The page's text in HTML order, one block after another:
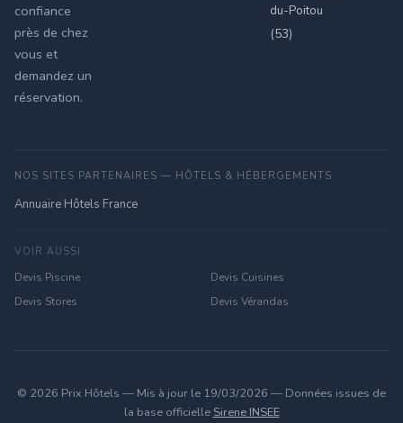
confiance
près de chez
vous et
demandez un
réservation.
du-Poitou
(53)
NOS SITES PARTENAIRES — HÔTELS & HÉBERGEMENTS
Annuaire Hôtels France
VOIR AUSSI
Devis Piscine
Devis Cuisines
Devis Stores
Devis Vérandas
© 2026 Prix Hôtels — Mis à jour le 19/03/2026 — Données issues de
la base officielle Sirene INSEE